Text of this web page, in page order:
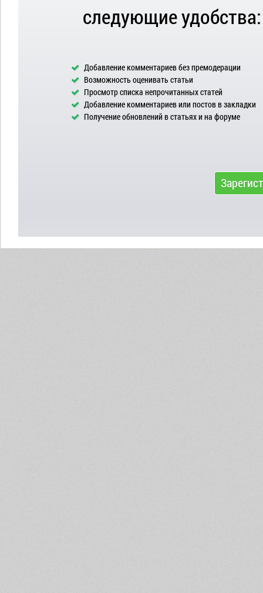
следующие удобства:
Добавление комментариев без премодерации
Возможность оценивать статьи
Просмотр списка непрочитанных статей
Добавление комментариев или постов в закладки
Получение обновлений в статьях и на форуме